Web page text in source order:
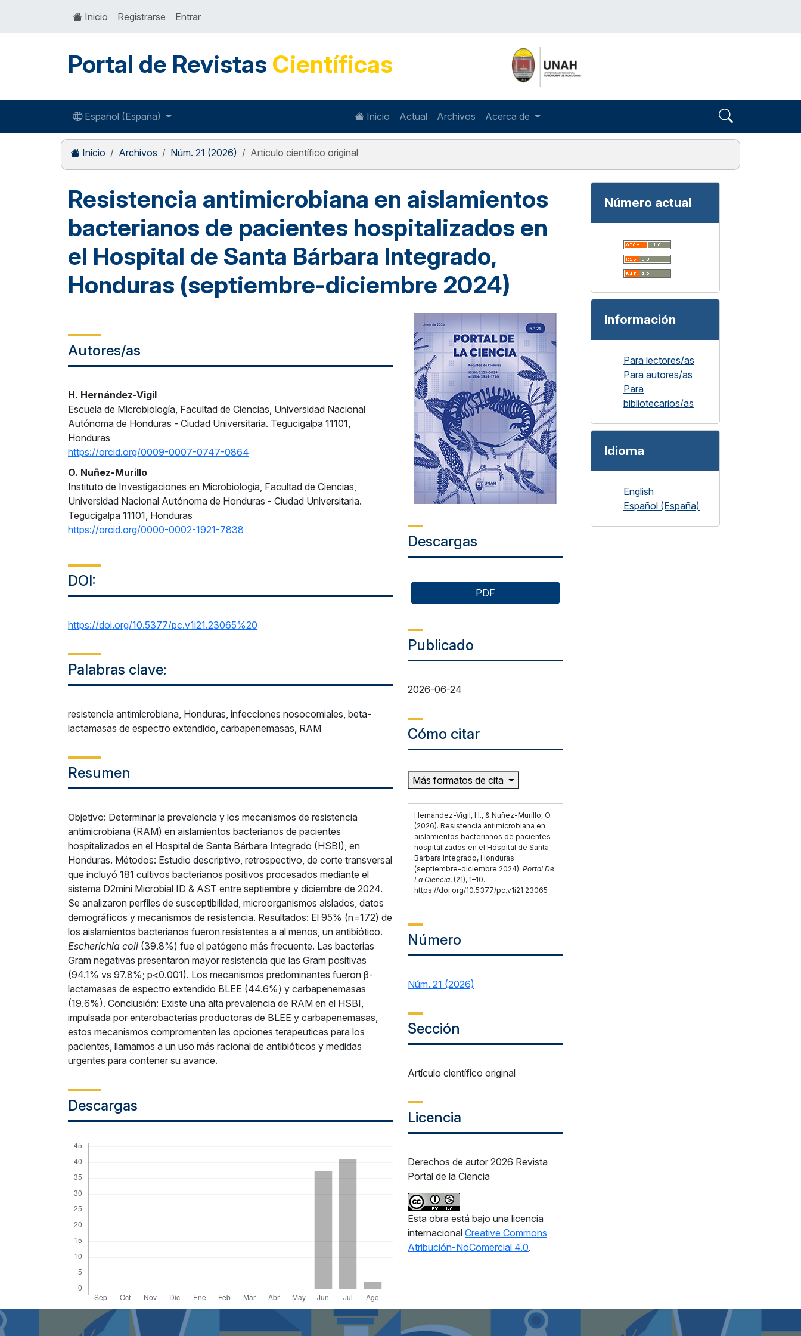
Inicio Registrarse Entrar
Portal de Revistas Científicas
Español (España) Inicio Actual Archivos Acerca de
Inicio Archivos Núm. 21 (2026) Artículo científico original
Resistencia antimicrobiana en aislamientos
bacterianos de pacientes hospitalizados en
el Hospital de Santa Bárbara Integrado,
Honduras (septiembre-diciembre 2024)
Autores/as
H. Hernández-Vigil
Escuela de Microbiología, Facultad de Ciencias, Universidad Nacional
Autónoma de Honduras - Ciudad Universitaria. Tegucigalpa 11101,
Honduras
https://orcid.org/0009-0007-0747-0864
O. Nuñez-Murillo
Instituto de Investigaciones en Microbiología, Facultad de Ciencias,
Universidad Nacional Autónoma de Honduras - Ciudad Universitaria.
Tegucigalpa 11101, Honduras
https://orcid.org/0000-0002-1921-7838
DOI:
https://doi.org/10.5377/pc.v1i21.23065%20
Palabras clave:
resistencia antimicrobiana, Honduras, infecciones nosocomiales, beta-
lactamasas de espectro extendido, carbapenemasas, RAM
Resumen
Objetivo: Determinar la prevalencia y los mecanismos de resistencia
antimicrobiana (RAM) en aislamientos bacterianos de pacientes
hospitalizados en el Hospital de Santa Bárbara Integrado (HSBI), en
Honduras. Métodos: Estudio descriptivo, retrospectivo, de corte transversal
que incluyó 181 cultivos bacterianos positivos procesados mediante el
sistema D2mini Microbial ID & AST entre septiembre y diciembre de 2024.
Se analizaron perfiles de susceptibilidad, microorganismos aislados, datos
demográficos y mecanismos de resistencia. Resultados: El 95% (n=172) de
los aislamientos bacterianos fueron resistentes a al menos, un antibiótico.
Escherichia coli (39.8%) fue el patógeno más frecuente. Las bacterias
Gram negativas presentaron mayor resistencia que las Gram positivas
(94.1% vs 97.8%; p<0.001). Los mecanismos predominantes fueron β-
lactamasas de espectro extendido BLEE (44.6%) y carbapenemasas
(19.6%). Conclusión: Existe una alta prevalencia de RAM en el HSBI,
impulsada por enterobacterias productoras de BLEE y carbapenemasas,
estos mecanismos compromenten las opciones terapeuticas para los
pacientes, llamamos a un uso más racional de antibióticos y medidas
urgentes para contener su avance.
Descargas
Descargas
PDF
Publicado
2026-06-24
Cómo citar
Más formatos de cita
Hernández-Vigil, H., & Nuñez-Murillo, O.
(2026). Resistencia antimicrobiana en
aislamientos bacterianos de pacientes
hospitalizados en el Hospital de Santa
Bárbara Integrado, Honduras
(septiembre-diciembre 2024). Portal De
La Ciencia, (21), 1–10.
https://doi.org/10.5377/pc.v1i21.23065
Número
Núm. 21 (2026)
Sección
Artículo científico original
Licencia
Derechos de autor 2026 Revista
Portal de la Ciencia
Esta obra está bajo una licencia
internacional Creative Commons
Atribución-NoComercial 4.0.
Número actual
Información
Para lectores/as
Para autores/as
Para
bibliotecarios/as
Idioma
English
Español (España)